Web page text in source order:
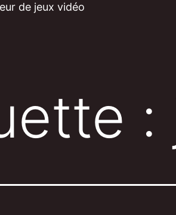
de jeux vidéo
: